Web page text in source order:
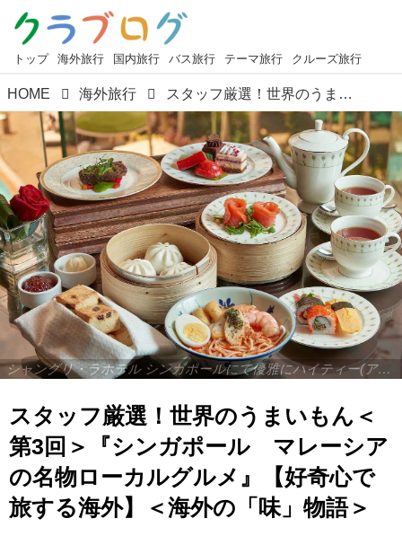
トップ 海外旅行 国内旅行 バス旅行 テーマ旅行 クルーズ旅行
HOME 海外旅行 スタッフ厳選！世界のうまいもん＜第3回＞『シンガポール マレーシアの名物ローカルグルメ』【好奇心で旅する海外】＜海外の「味」物語＞
シャングリ・ラホテル シンガポールにて優雅にハイティー(アフタヌーンティ)ビュッフェ（イメージ）
スタッフ厳選！世界のうまいもん＜
第3回＞『シンガポール マレーシア
の名物ローカルグルメ』【好奇心で
旅する海外】＜海外の「味」物語＞